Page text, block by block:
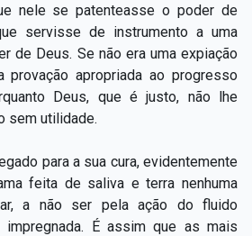
nele se patenteasse o poder de
servisse de instrumento a uma
de Deus. Se não era uma expiação
provação apropriada ao progresso
Deus, que é justo, não lhe
sem utilidade.
para a sua cura, evidentemente
feita de saliva e terra nenhuma
a não ser pela ação do fluido
É assim que as mais